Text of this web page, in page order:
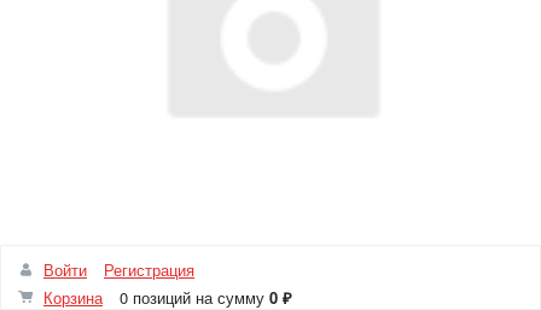
Войти
Регистрация
Корзина
0 позиций на сумму 0 ₽